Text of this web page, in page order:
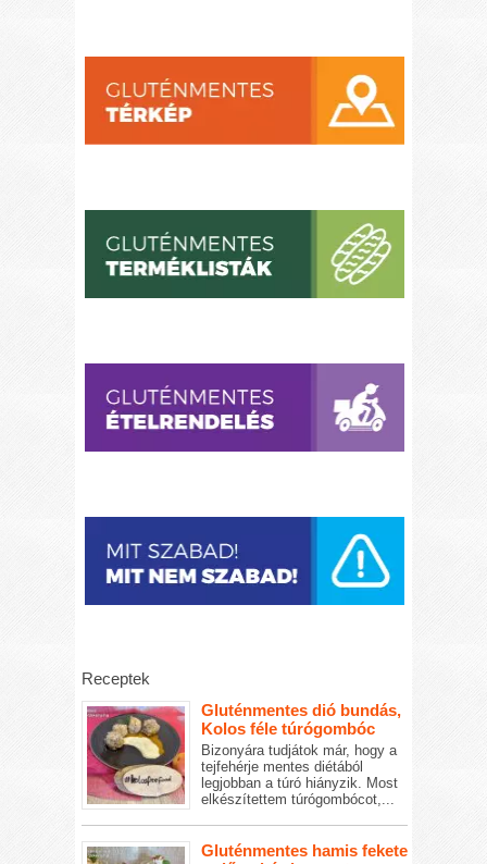
Receptek
Gluténmentes dió bundás,
Kolos féle túrógombóc
Bizonyára tudjátok már, hogy a
tejfehérje mentes diétából
legjobban a túró hiányzik. Most
elkészítettem túrógombócot,...
Gluténmentes hamis fekete